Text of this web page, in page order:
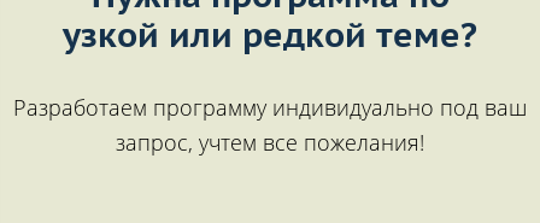
узкой или редкой теме?
Разработаем программу индивидуально под ваш
запрос, учтем все пожелания!